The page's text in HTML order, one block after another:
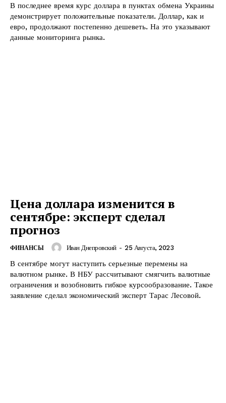
В последнее время курс доллара в пунктах обмена Украины
демонстрирует положительные показатели. Доллар, как и
евро, продолжают постепенно дешеветь. На это указывают
данные мониторинга рынка.
Цена доллара изменится в
сентябре: эксперт сделал
прогноз
ФИНАНСЫ Иван Днепровский - 25 Августа, 2023
В сентябре могут наступить серьезные перемены на
валютном рынке. В НБУ рассчитывают смягчить валютные
ограничения и возобновить гибкое курсообразование. Такое
заявление сделал экономический эксперт Тарас Лесовой.